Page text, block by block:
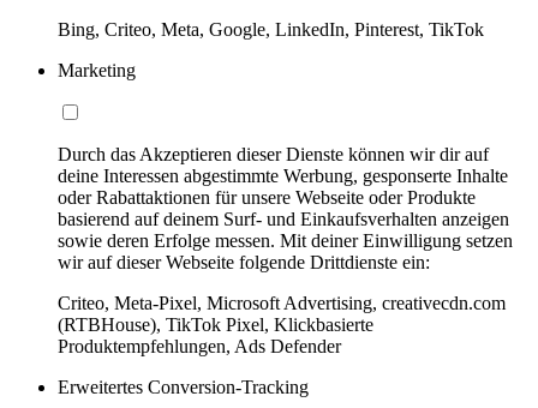
Bing, Criteo, Meta, Google, LinkedIn, Pinterest, TikTok
Marketing
Durch das Akzeptieren dieser Dienste können wir dir auf
deine Interessen abgestimmte Werbung, gesponserte Inhalte
oder Rabattaktionen für unsere Webseite oder Produkte
basierend auf deinem Surf- und Einkaufsverhalten anzeigen
sowie deren Erfolge messen. Mit deiner Einwilligung setzen
wir auf dieser Webseite folgende Drittdienste ein:
Criteo, Meta-Pixel, Microsoft Advertising, creativecdn.com
(RTBHouse), TikTok Pixel, Klickbasierte
Produktempfehlungen, Ads Defender
Erweitertes Conversion-Tracking